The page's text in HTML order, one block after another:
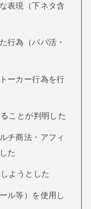
表現（下ネタ含
行為（パパ活・
ーカー行為を行
ことが判明した
チ商法・アフィ
た
ようとした
ル等）を使用し